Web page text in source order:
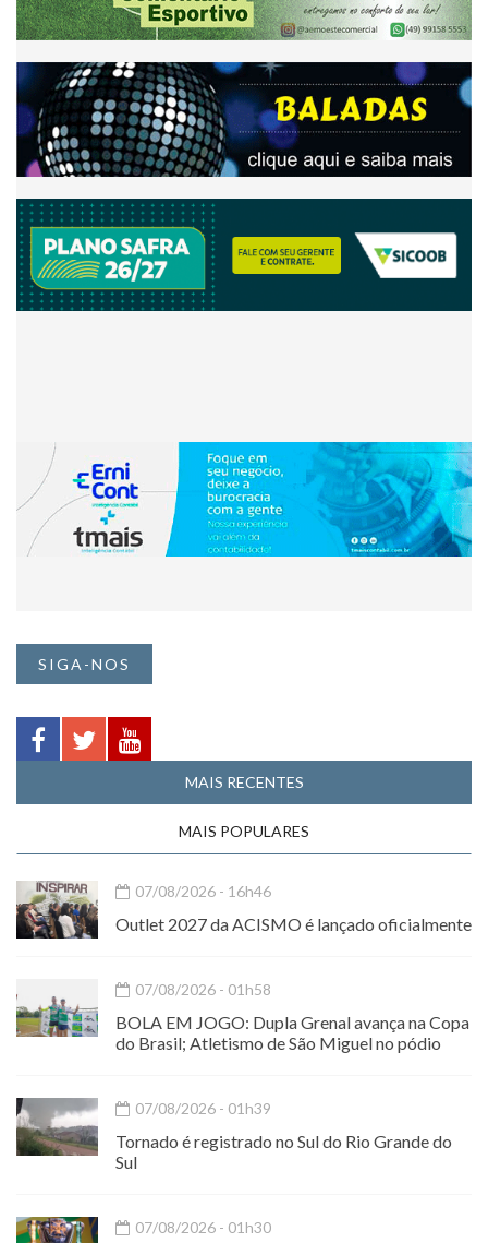
SIGA-NOS
MAIS RECENTES
MAIS POPULARES
07/08/2026 - 16h46
Outlet 2027 da ACISMO é lançado oficialmente
07/08/2026 - 01h58
BOLA EM JOGO: Dupla Grenal avança na Copa
do Brasil; Atletismo de São Miguel no pódio
07/08/2026 - 01h39
Tornado é registrado no Sul do Rio Grande do
Sul
07/08/2026 - 01h30